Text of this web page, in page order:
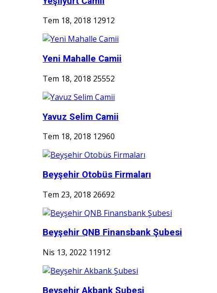
Tem 18, 2018 12912
Yeni Mahalle Camii
Tem 18, 2018 25552
Yavuz Selim Camii
Tem 18, 2018 12960
Beyşehir Otobüs Firmaları
Tem 23, 2018 26692
Beyşehir QNB Finansbank Şubesi
Nis 13, 2022 11912
Beyşehir Akbank Şubesi